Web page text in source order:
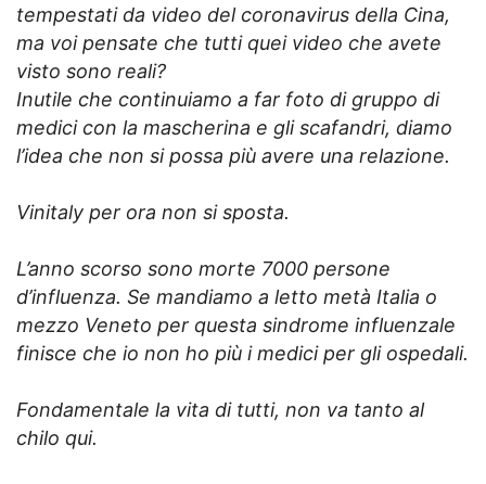
tempestati da video del coronavirus della Cina,
ma voi pensate che tutti quei video che avete
visto sono reali?
Inutile che continuiamo a far foto di gruppo di
medici con la mascherina e gli scafandri, diamo
l’idea che non si possa più avere una relazione.
Vinitaly per ora non si sposta.
L’anno scorso sono morte 7000 persone
d’influenza. Se mandiamo a letto metà Italia o
mezzo Veneto per questa sindrome influenzale
finisce che io non ho più i medici per gli ospedali.
Fondamentale la vita di tutti, non va tanto al
chilo qui.